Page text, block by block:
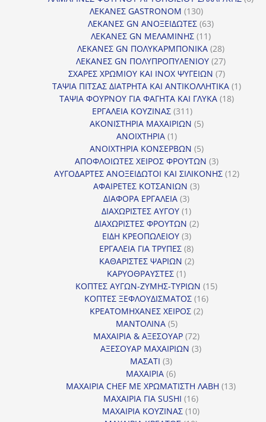
ΛΕΚΑΝΕΣ GASTRONOM 130130
προϊόντα
ΛΕΚΑΝΕΣ GN ΑΝΟΞΕΙΔΩΤΕΣ 6363
ΛΕΚΑΝΕΣ GN ΜΕΛΑΜΙΝΗΣ 1111
προϊόντα
ΛΕΚΑΝΕΣ GN ΠΟΛΥΚΑΡΜΠΟΝΙΚΑ 2828
προϊόντα
ΛΕΚΑΝΕΣ GN ΠΟΛΥΠΡΟΠΥΛΕΝΙΟΥ 2727
προϊόντα
ΣΧΑΡΕΣ ΧΡΩΜΙΟΥ ΚΑΙ INOX ΨΥΓΕΙΩΝ 77
προϊόντα
ΤΑΨΙΑ ΠΙΤΣΑΣ ΔΙΑΤΡΗΤΑ ΚΑΙ ΑΝΤΙΚΟΛΛΗΤΙΚΑ 11
ΤΑΨΙΑ ΦΟΥΡΝΟΥ ΓΙΑ ΦΑΓΗΤΑ ΚΑΙ ΓΛΥΚΑ 1818
ΕΡΓΑΛΕΙΑ ΚΟΥΖΙΝΑΣ 311311
προϊόντα
ΑΚΟΝΙΣΤΗΡΙΑ ΜΑΧΑΙΡΙΩΝ 55
ΑΝΟΙΧΤΗΡΙΑ 11
προϊόν
ΑΝΟΙΧΤΗΡΙΑ ΚΟΝΣΕΡΒΩΝ 55
προϊόντα
ΑΠΟΦΛΟΙΩΤΕΣ ΧΕΙΡΟΣ ΦΡΟΥΤΩΝ 33
προϊόντα
ΑΥΓΟΔΑΡΤΕΣ ΑΝΟΞΕΙΔΩΤΟΙ ΚΑΙ ΣΙΛΙΚΟΝΗΣ 1212
ΑΦΑΙΡΕΤΕΣ ΚΟΤΣΑΝΙΩΝ 33
ΔΙΑΦΟΡΑ ΕΡΓΑΛΕΙΑ 33
προϊόντα
ΔΙΑΧΩΡΙΣΤΕΣ ΑΥΓΟΥ 11
προϊόν
ΔΙΑΧΩΡΙΣΤΕΣ ΦΡΟΥΤΩΝ 22
ΕΙΔΗ ΚΡΕΟΠΩΛΕΙΟΥ 33
προϊόντα
ΕΡΓΑΛΕΙΑ ΓΙΑ ΤΡΥΠΕΣ 88
προϊόντα
ΚΑΘΑΡΙΣΤΕΣ ΨΑΡΙΩΝ 22
ΚΑΡΥΟΘΡΑΥΣΤΕΣ 11
προϊόν
ΚΟΠΤΕΣ ΑΥΓΩΝ-ΖΥΜΗΣ-ΤΥΡΙΩΝ 1515
ΚΟΠΤΕΣ ΞΕΦΛΟΥΔΙΣΜΑΤΟΣ 1616
ΚΡΕΑΤΟΜΗΧΑΝΕΣ ΧΕΙΡΟΣ 22
ΜΑΝΤΟΛΙΝΑ 55
προϊόντα
ΜΑΧΑΙΡΙΑ & ΑΞΕΣΟΥΑΡ 7272
προϊόντα
ΑΞΕΣΟΥΑΡ ΜΑΧΑΙΡΙΩΝ 33
ΜΑΣΑΤΙ 33
προϊόντα
ΜΑΧΑΙΡΙΑ 66
προϊόντα
ΜΑΧΑΙΡΙΑ CHEF ΜΕ ΧΡΩΜΑΤΙΣΤΗ ΛΑΒΗ 1313
ΜΑΧΑΙΡΙΑ ΓΙΑ SUSHI 1616
προϊόντα
ΜΑΧΑΙΡΙΑ ΚΟΥΖΙΝΑΣ 1010